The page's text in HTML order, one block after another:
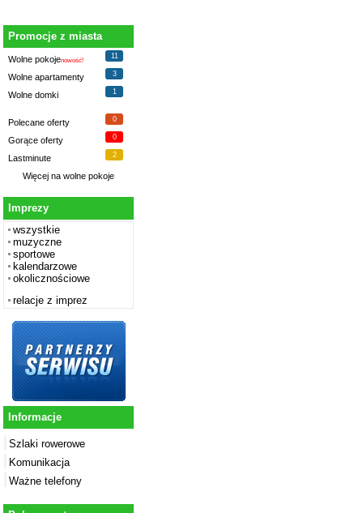
Promocje z miasta
Wolne pokojenowość!
11
Wolne apartamenty 3
Wolne domki 1
Polecane oferty 0
Gorące oferty 0
Lastminute 2
Więcej na wolne pokoje
Imprezy
wszystkie
muzyczne
sportowe
kalendarzowe
okolicznościowe
relacje z imprez
Informacje
Szlaki rowerowe
Komunikacja
Ważne telefony